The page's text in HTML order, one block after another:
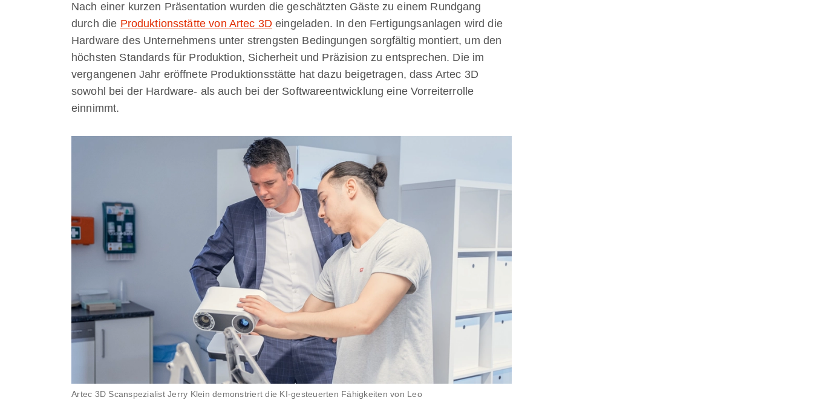
Nach einer kurzen Präsentation wurden die geschätzten Gäste zu einem Rundgang
durch die Produktionsstätte von Artec 3D eingeladen. In den Fertigungsanlagen wird die
Hardware des Unternehmens unter strengsten Bedingungen sorgfältig montiert, um den
höchsten Standards für Produktion, Sicherheit und Präzision zu entsprechen. Die im
vergangenen Jahr eröffnete Produktionsstätte hat dazu beigetragen, dass Artec 3D
sowohl bei der Hardware- als auch bei der Softwareentwicklung eine Vorreiterrolle
einnimmt.
Artec 3D Scanspezialist Jerry Klein demonstriert die KI-gesteuerten Fähigkeiten von Leo